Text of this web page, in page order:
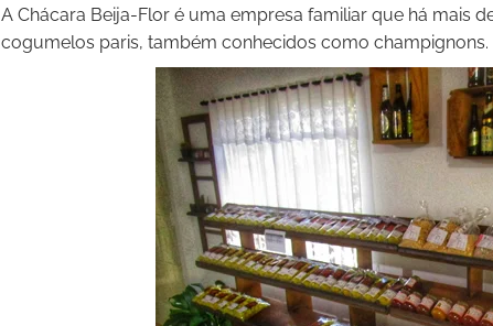
A Chácara Beija-Flor é uma empresa familiar que há mais
cogumelos paris, também conhecidos como champignons.